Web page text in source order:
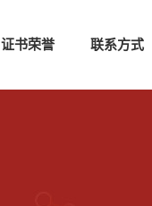
证书荣誉 联系方式